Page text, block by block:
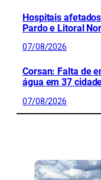
Hospitais
Pardo e Litoral
07/08/2026
Corsan: Falta de
água em 37
07/08/2026